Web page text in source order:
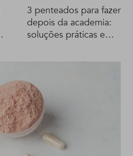
3 penteados para fazer
depois da academia:
soluções práticas e